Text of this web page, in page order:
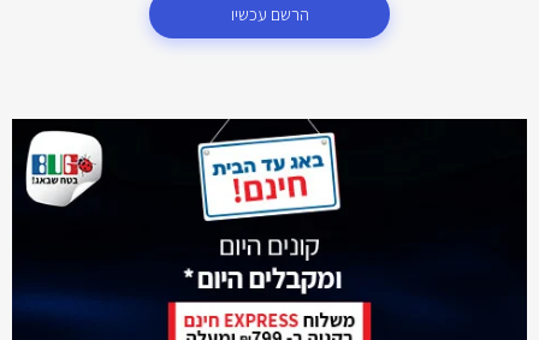
הרשם עכשיו